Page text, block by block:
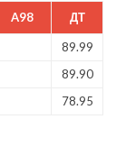
A98 ДТ
89.99
89.90
78.95